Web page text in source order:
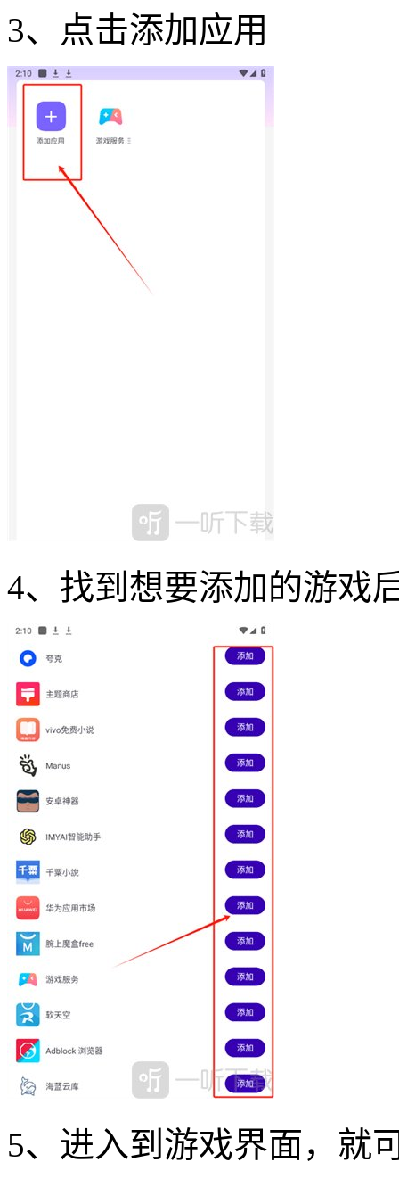
3、点击添加应用
4、找到想要添加的游戏
5、进入到游戏界面，就